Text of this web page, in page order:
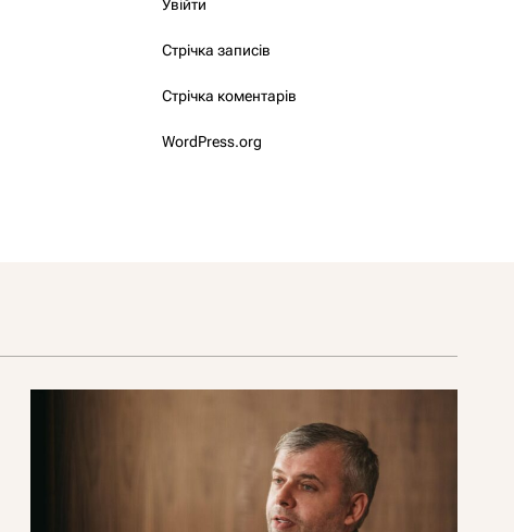
Увійти
Стрічка записів
Стрічка коментарів
WordPress.org